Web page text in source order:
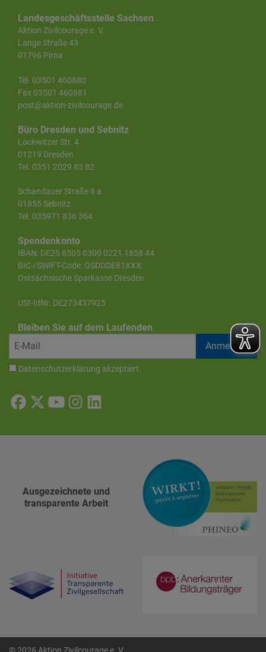
Landesgeschäftsstelle Sachsen
Aktion Zivilcourage e. V.
Lange Straße 43
01796 Pirna
Tel. 03501 460880
Fax 03501 460881
post@aktion-zivilcourage.de
Büro Dresden und Sebnitz
Lockwitzer Str. 4
01219 Dresden
Tel. 0351 2029 83 82
Schandauer Straße 8 a
01855 Sebnitz
Tel. 035971 836 364
Spendenkonto
IBAN: DE25 8505 0300 0221 1858 44
BIC-/SWIFT-Code: OSDDDE81XXX
Ostsächsische Sparkasse Dresden
USt-IdNr. DE273437925
Bleiben Sie auf dem Laufenden
Datenschutzerklärung akzeptiert.
Ausgezeichnete und
transparente Arbeit
© 2026 Aktion Zivilcourage e. V.